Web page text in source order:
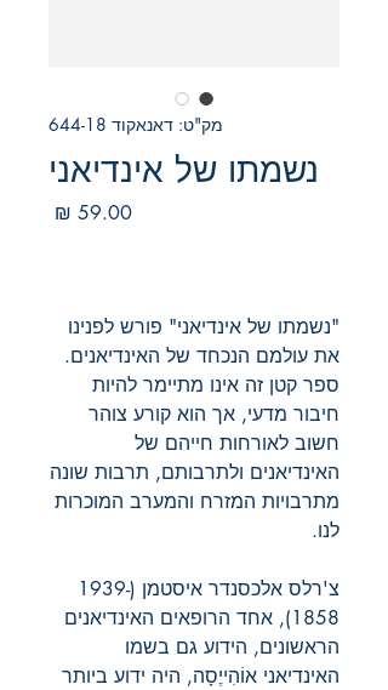
מק"ט: דאנאקוד 644-18
נשמתו של אינדיאני
"נשמתו של אינדיאני" פורש לפנינו
את עולמם הנכחד של האינדיאנים.
ספר קטן זה אינו מתיימר להיות
חיבור מדעי, אך הוא קורע צוהר
חשוב לאורחות חייהם של
האינדיאנים ולתרבותם, תרבות שונה
מתרבויות המזרח והמערב המוכרות
לנו.
צ'רלס אלכסנדר איסטמן (1939-
1858), אחד הרופאים האינדיאנים
הראשונים, הידוע גם בשמו
האינדיאני אוֹהִייֶסָה, היה ידוע ביותר